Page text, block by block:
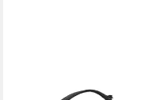
Weekender Färden,